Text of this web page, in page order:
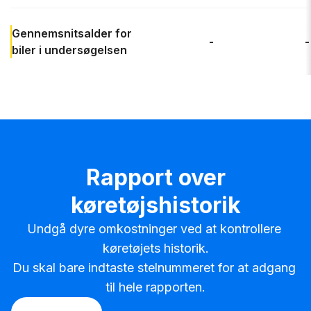
Gennemsnitsalder for
biler i undersøgelsen
- -
Rapport over
køretøjshistorik
Undgå dyre omkostninger ved at kontrollere
køretøjets historik.
Du skal bare indtaste stelnummeret for at adgang
til hele rapporten.
Vælg